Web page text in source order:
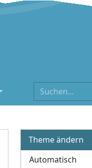
Suchen
Theme ändern